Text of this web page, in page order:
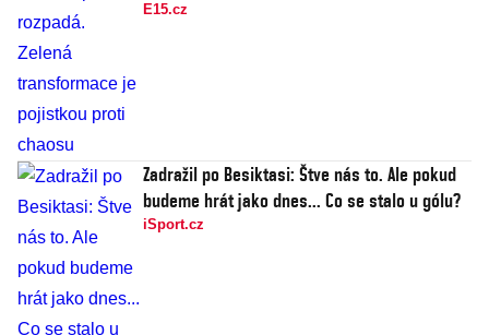
E15.cz
Zadražil po Besiktasi: Štve nás to. Ale pokud
budeme hrát jako dnes... Co se stalo u gólu?
iSport.cz